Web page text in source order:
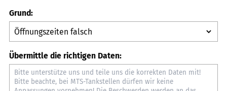
Grund:
Übermittle die richtigen Daten: